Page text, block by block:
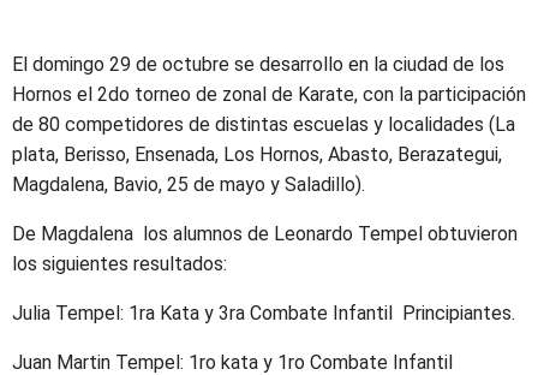
El domingo 29 de octubre se desarrollo en la ciudad de los
Hornos el 2do torneo de zonal de Karate, con la participación
de 80 competidores de distintas escuelas y localidades (La
plata, Berisso, Ensenada, Los Hornos, Abasto, Berazategui,
Magdalena, Bavio, 25 de mayo y Saladillo).
De Magdalena los alumnos de Leonardo Tempel obtuvieron
los siguientes resultados:
Julia Tempel: 1ra Kata y 3ra Combate Infantil Principiantes.
Juan Martin Tempel: 1ro kata y 1ro Combate Infantil